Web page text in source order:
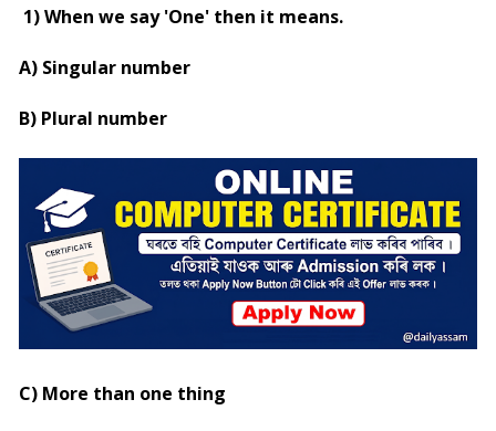
1) When we say 'One' then it means.
A) Singular number
B) Plural number
C) More than one thing